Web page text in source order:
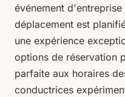
événement
déplacement est
une expérience
options de réservation
parfaite aux horaires
conductrices